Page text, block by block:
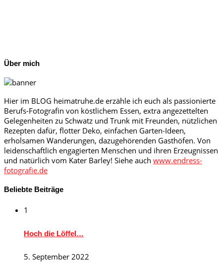
Über mich
Hier im BLOG heimatruhe.de erzähle ich euch als passionierte
Berufs-Fotografin von köstlichem Essen, extra angezettelten
Gelegenheiten zu Schwatz und Trunk mit Freunden, nützlichen
Rezepten dafür, flotter Deko, einfachen Garten-Ideen,
erholsamen Wanderungen, dazugehörenden Gasthöfen. Von
leidenschaftlich engagierten Menschen und ihren Erzeugnissen
und natürlich vom Kater Barley! Siehe auch www.endress-
fotografie.de
Beliebte Beiträge
1
Hoch die Löffel…
5. September 2022